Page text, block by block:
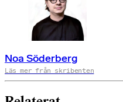
Noa Söderberg
Läs mer från skribenten